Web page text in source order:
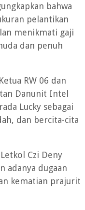
bahwa
pelantikan
menikmati gaji
dan penuh
RW 06 dan
Danunit Intel
Lucky sebagai
dan bercita-cita
Czi Deny
adanya dugaan
kematian prajurit